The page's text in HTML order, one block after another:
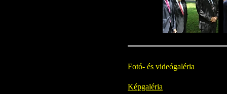
Fotó- és videógaléria
Képgaléria